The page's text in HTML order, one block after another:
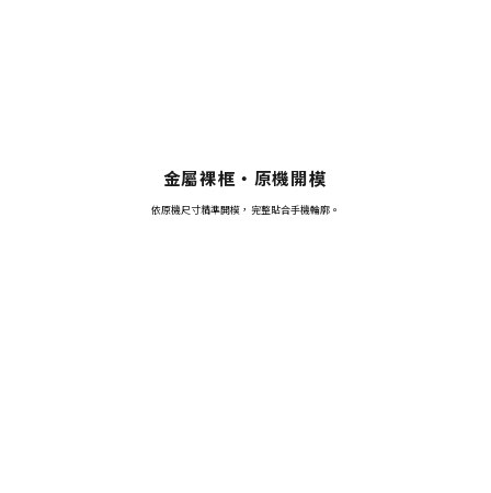
金屬裸框・原機開模
依原機尺寸精準開模，完整貼合手機輪廓。